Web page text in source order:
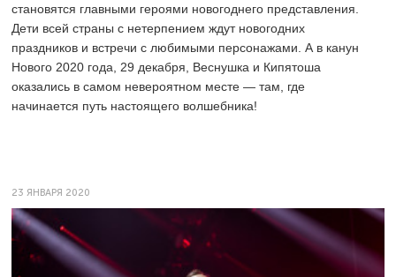
становятся главными героями новогоднего представления.
Дети всей страны с нетерпением ждут новогодних
праздников и встречи с любимыми персонажами. А в канун
Нового 2020 года, 29 декабря, Веснушка и Кипятоша
оказались в самом невероятном месте — там, где
начинается путь настоящего волшебника!
23 ЯНВАРЯ 2020